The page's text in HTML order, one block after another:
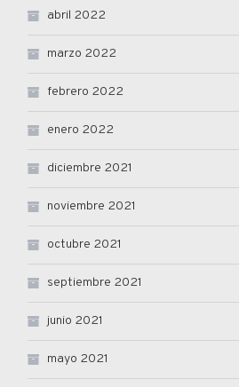
abril 2022
marzo 2022
febrero 2022
enero 2022
diciembre 2021
noviembre 2021
octubre 2021
septiembre 2021
junio 2021
mayo 2021